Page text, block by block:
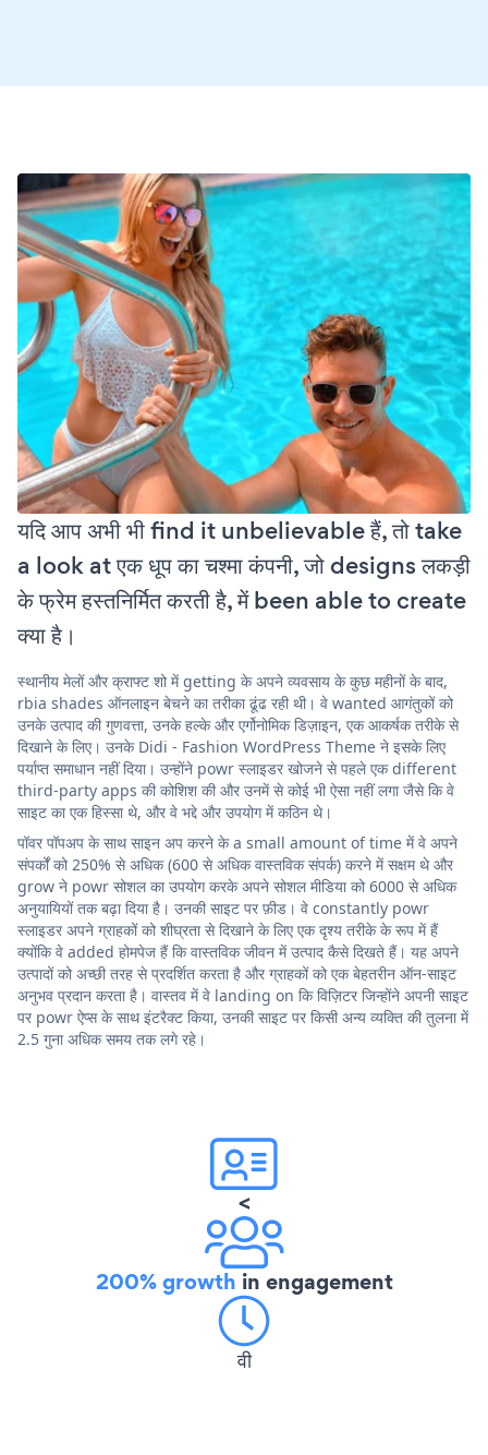
यदि आप अभी भी find it unbelievable हैं, तो take
a look at एक धूप का चश्मा कंपनी, जो designs लकड़ी
के फ्रेम हस्तनिर्मित करती है, में been able to create
क्या है।
स्थानीय मेलों और क्राफ्ट शो में getting के अपने व्यवसाय के कुछ महीनों के बाद,
rbia shades ऑनलाइन बेचने का तरीका ढूंढ रही थी। वे wanted आगंतुकों को
उनके उत्पाद की गुणवत्ता, उनके हल्के और एर्गोनोमिक डिज़ाइन, एक आकर्षक तरीके से
दिखाने के लिए। उनके Didi - Fashion WordPress Theme ने इसके लिए
पर्याप्त समाधान नहीं दिया। उन्होंने powr स्लाइडर खोजने से पहले एक different
third-party apps की कोशिश की और उनमें से कोई भी ऐसा नहीं लगा जैसे कि वे
साइट का एक हिस्सा थे, और वे भद्दे और उपयोग में कठिन थे।
पॉवर पॉपअप के साथ साइन अप करने के a small amount of time में वे अपने
संपर्कों को 250% से अधिक (600 से अधिक वास्तविक संपर्क) करने में सक्षम थे और
grow ने powr सोशल का उपयोग करके अपने सोशल मीडिया को 6000 से अधिक
अनुयायियों तक बढ़ा दिया है। उनकी साइट पर फ़ीड। वे constantly powr
स्लाइडर अपने ग्राहकों को शीघ्रता से दिखाने के लिए एक दृश्य तरीके के रूप में हैं
क्योंकि वे added होमपेज हैं कि वास्तविक जीवन में उत्पाद कैसे दिखते हैं। यह अपने
उत्पादों को अच्छी तरह से प्रदर्शित करता है और ग्राहकों को एक बेहतरीन ऑन-साइट
अनुभव प्रदान करता है। वास्तव में वे landing on कि विज़िटर जिन्होंने अपनी साइट
पर powr ऐप्स के साथ इंटरैक्ट किया, उनकी साइट पर किसी अन्य व्यक्ति की तुलना में
2.5 गुना अधिक समय तक लगे रहे।
<
200% growth in engagement
वी